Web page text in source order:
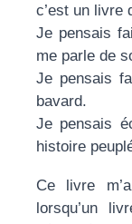
c’est un livre
Je pensais
me parle de
Je pensais
bavard.
Je pensais
histoire
Ce livre
lorsqu’un